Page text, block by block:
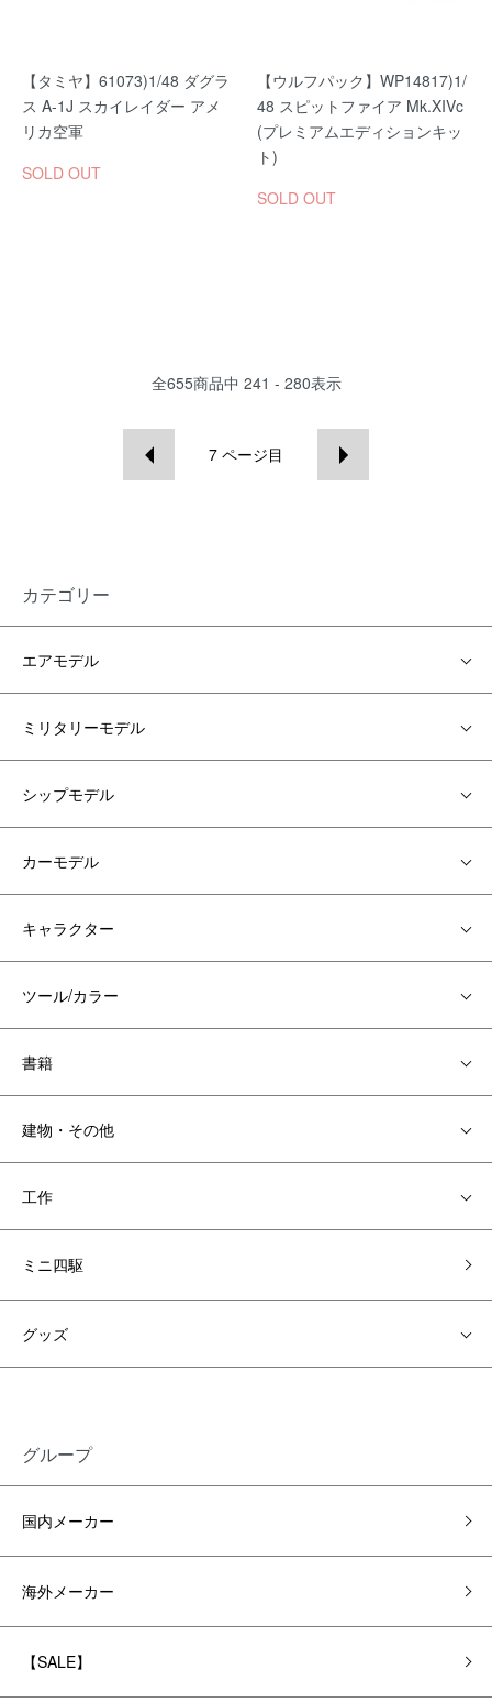
【タミヤ】61073)1/48 ダグラ
ス A-1J スカイレイダー アメ
リカ空軍
SOLD OUT
【ウルフパック】WP14817)1/
48 スピットファイア Mk.XIVc
(プレミアムエディションキッ
ト)
SOLD OUT
全655商品中 241 - 280表示
7 ページ目
カテゴリー
エアモデル
ミリタリーモデル
シップモデル
カーモデル
キャラクター
ツール/カラー
書籍
建物・その他
工作
ミニ四駆
グッズ
グループ
国内メーカー
海外メーカー
【SALE】